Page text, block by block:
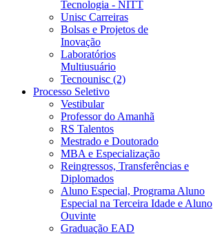
Tecnologia - NITT
Unisc Carreiras
Bolsas e Projetos de
Inovação
Laboratórios
Multiusuário
Tecnounisc (2)
Processo Seletivo
Vestibular
Professor do Amanhã
RS Talentos
Mestrado e Doutorado
MBA e Especialização
Reingressos, Transferências e
Diplomados
Aluno Especial, Programa Aluno
Especial na Terceira Idade e Aluno
Ouvinte
Graduação EAD